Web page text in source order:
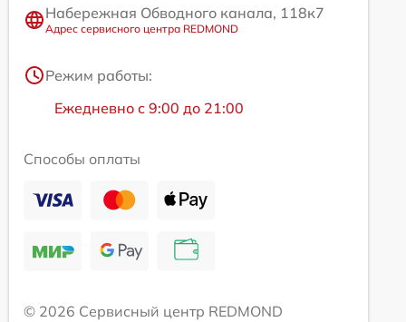
Набережная Обводного канала, 118к7
Адрес сервисного центра REDMOND
Режим работы:
Ежедневно с 9:00 до 21:00
Способы оплаты
© 2026 Сервисный центр REDMOND